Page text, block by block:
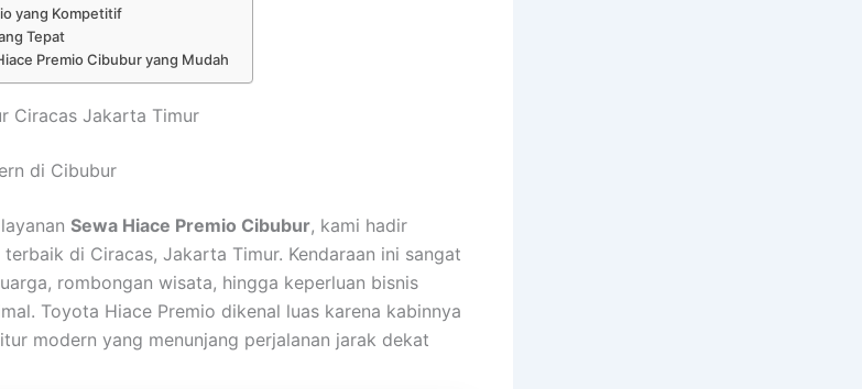
yang Kompetitif
Tepat
Premio Cibubur yang Mudah
Ciracas Jakarta Timur
di Cibubur
Sewa Hiace Premio Cibubur, kami hadir
di Ciracas, Jakarta Timur. Kendaraan ini sangat
rombongan wisata, hingga keperluan bisnis
Toyota Hiace Premio dikenal luas karena kabinnya
modern yang menunjang perjalanan jarak dekat